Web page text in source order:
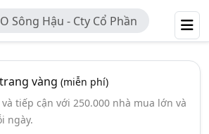
Sông Hậu - Cty Cổ Phần
Cn Cà Mau
vàng (miễn phí)
tiếp cận với 250.000 nhà mua lớn và
ngày.